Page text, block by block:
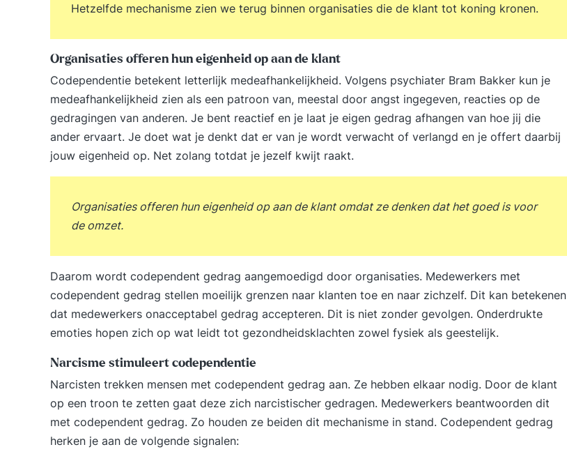
Hetzelfde mechanisme zien we terug binnen organisaties die de klant tot koning kronen.
Organisaties offeren hun eigenheid op aan de klant
Codependentie betekent letterlijk medeafhankelijkheid. Volgens psychiater Bram Bakker kun je
medeafhankelijkheid zien als een patroon van, meestal door angst ingegeven, reacties op de
gedragingen van anderen. Je bent reactief en je laat je eigen gedrag afhangen van hoe jij die
ander ervaart. Je doet wat je denkt dat er van je wordt verwacht of verlangd en je offert daarbij
jouw eigenheid op. Net zolang totdat je jezelf kwijt raakt.
Organisaties offeren hun eigenheid op aan de klant omdat ze denken dat het goed is voor
de omzet.
Daarom wordt codependent gedrag aangemoedigd door organisaties. Medewerkers met
codependent gedrag stellen moeilijk grenzen naar klanten toe en naar zichzelf. Dit kan betekenen
dat medewerkers onacceptabel gedrag accepteren. Dit is niet zonder gevolgen. Onderdrukte
emoties hopen zich op wat leidt tot gezondheidsklachten zowel fysiek als geestelijk.
Narcisme stimuleert codependentie
Narcisten trekken mensen met codependent gedrag aan. Ze hebben elkaar nodig. Door de klant
op een troon te zetten gaat deze zich narcistischer gedragen. Medewerkers beantwoorden dit
met codependent gedrag. Zo houden ze beiden dit mechanisme in stand. Codependent gedrag
herken je aan de volgende signalen: